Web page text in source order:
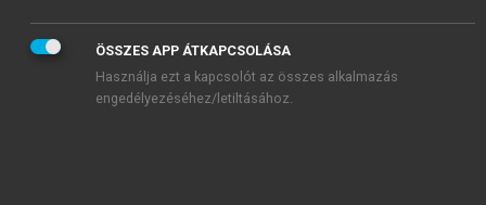
ÖSSZES APP ÁTKAPCSOLÁSA
Használja ezt a kapcsolót az összes alkalmazás
engedélyezéséhez/letiltásához.